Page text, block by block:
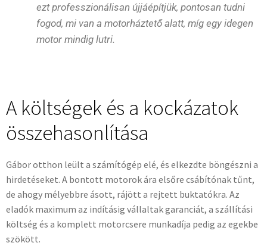
ezt professzionálisan újjáépítjük, pontosan tudni
fogod, mi van a motorháztető alatt, míg egy idegen
motor mindig lutri.
A költségek és a kockázatok
összehasonlítása
Gábor otthon leült a számítógép elé, és elkezdte böngészni a
hirdetéseket. A bontott motorok ára elsőre csábítónak tűnt,
de ahogy mélyebbre ásott, rájött a rejtett buktatókra. Az
eladók maximum az indításig vállaltak garanciát, a szállítási
költség és a komplett motorcsere munkadíja pedig az egekbe
szökött.